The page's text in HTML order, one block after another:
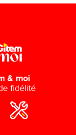
& moi
fidélité